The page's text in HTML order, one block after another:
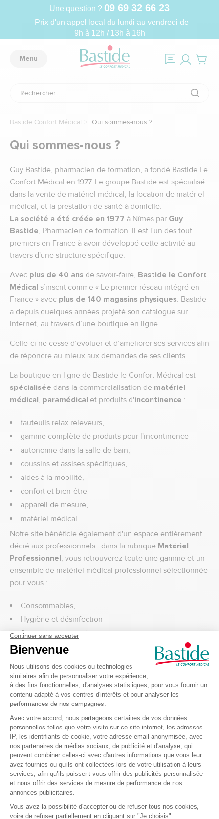
Une question ? 09 69 32 66 23
- Prix d'un appel local du lundi au vendredi de
9h à 12h / 13h à 16h
Menu
Bastide Confort Médical Qui sommes-nous ?
Qui sommes-nous ?
Guy Bastide, pharmacien de formation, a fondé Bastide Le
Confort Médical en 1977. Le groupe Bastide est spécialisé
dans la vente de matériel médical, la location de matériel
médical, et la prestation de santé à domicile.
La société a été créée en 1977 à Nîmes par Guy
Bastide, Pharmacien de formation. Il est l'un des tout
premiers en France à avoir développé cette activité au
travers d'une structure spécifique.
Avec plus de 40 ans de savoir-faire, Bastide le Confort
Médical s’inscrit comme « Le premier réseau intégré en
France » avec plus de 140 magasins physiques. Bastide
a depuis quelques années projeté son catalogue sur
internet, au travers d’une boutique en ligne.
Celle-ci ne cesse d’évoluer et d’améliorer ses services afin
de répondre au mieux aux demandes de ses clients.
La boutique en ligne de Bastide le Confort Médical est
spécialisée dans la commercialisation de matériel
médical, paramédical et produits d'incontinence :
fauteuils relax releveurs,
gamme complète de produits pour l'incontinence
autonomie dans la salle de bain,
coussins et assises spécifiques,
aides à la mobilité,
confort et bien-être,
appareil de mesure,
matériel médical...
Notre site bénéficie également d'un espace entièrement
dédié aux professionnels : dans la rubrique Matériel
Professionnel, vous retrouverez toute une gamme et un
ensemble de matériel médical professionnel sélectionnée
pour vous :
Consommables,
Hygiène et désinfection
Soins et pansements
Diagnostic et auto-contrôle
Toute notre gamme de produit est en stock et livrable
sous 5 jours. Nous apportons une attention toute
particulière à livrer notre commande dans des cartons
neutres sans signe distinctif.
Vous pouvez également commander gratuitement des
échantillons de protections d’incontinence.
Vous pourrez retrouver nos produits dans différentes
grandes rubriques, telles que « Fauteuils Releveurs », «
Incontinence » ou « Matériel Médical ».
N'hésitez pas à consulter la rubrique Bonnes affaires et